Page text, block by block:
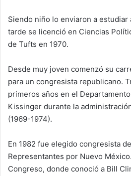
Siendo niño lo enviaron a estudiar
tarde se licenció en Ciencias
de Tufts en 1970.
Desde muy joven comenzó su
para un congresista republicano.
primeros años en el
Kissinger durante la
(1969-1974).
En 1982 fue elegido congresista
Representantes por Nuevo
Congreso, donde conoció a Bill